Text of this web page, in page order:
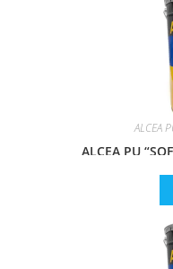
ALCEA
ALCEA PU